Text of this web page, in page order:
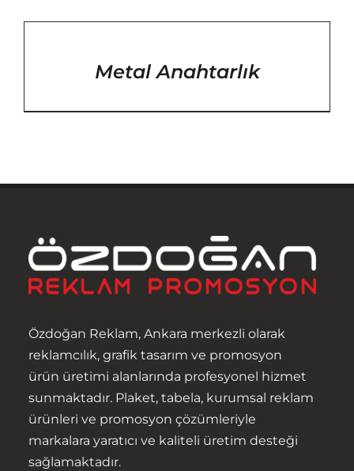
Metal Anahtarlık
Özdoğan Reklam, Ankara merkezli olarak
reklamcılık, grafik tasarım ve promosyon
ürün üretimi alanlarında profesyonel hizmet
sunmaktadır. Plaket, tabela, kurumsal reklam
ürünleri ve promosyon çözümleriyle
markalara yaratıcı ve kaliteli üretim desteği
sağlamaktadır.
Hakkımızda
Ürünler
Hizmetler